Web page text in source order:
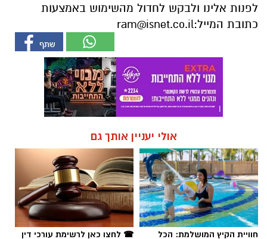
לפנות אלינו ולבקש לחדול מהשימוש באמצעות
כתובת המייל:ram@isnet.co.il
אולי יעניין אותך גם
חוויית הקיץ המושלמת: הכל ☎ לחצו כאן לרשימת עורכי דין